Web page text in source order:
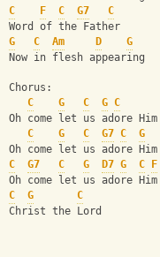
C
F C G7
C
Word of the Father
G
C Am D
G
Now in flesh appearing
Chorus:
C
G C G C
Oh come let us adore Him
C
G C G7 C
G
Oh come let us adore Him
C
G7 C G D7 G C
F
Oh come let us adore Him
C
G
C
Christ the Lord